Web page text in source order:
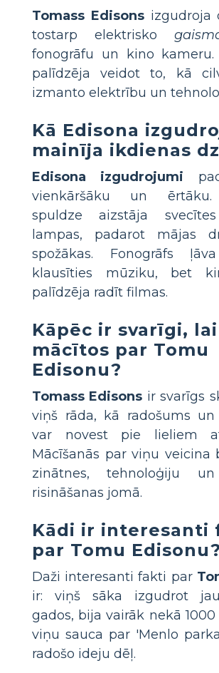
Tomass Edisonsizgudroja
tostarp elektrisko
fonogrāfu un kino
palīdzēja veidot to, kā
izmanto elektrību un
Kā Edisona
mainīja ikdienas
Edisona izgudrojumi
vienkāršāku un ērtāku.
spuldze aizstāja
lampas, padarot mājas
spožākas. Fonogrāfs
klausīties mūziku, bet
palīdzēja radīt filmas.
Kāpēc ir svarīgi,
mācītos par Tomu
Edisonu?
Tomass Edisons ir svarīgs
viņš rāda, kā radošums un
var novest pie lieliem
Mācīšanās par viņu veicina
zinātnes, tehnoloģiju
risināšanas jomā.
Kādi ir interesanti
par Tomu Edisonu?
Daži interesanti fakti par
ir: viņš sāka izgudrot
gados, bija vairāk nekā
viņu sauca par 'Menlo
radošo ideju dēļ.